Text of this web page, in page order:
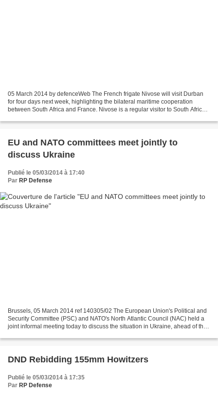
05 March 2014 by defenceWeb The French frigate Nivose will visit Durban
for four days next week, highlighting the bilateral maritime cooperation
between South Africa and France. Nivose is a regular visitor to South Africa
EU and NATO committees meet jointly to
discuss Ukraine
Publié le 05/03/2014 à 17:40
Par RP Defense
Brussels, 05 March 2014 ref 140305/02 The European Union's Political and
Security Committee (PSC) and NATO's North Atlantic Council (NAC) held a
joint informal meeting today to discuss the situation in Ukraine, ahead of the
DND Rebidding 155mm Howitzers
Publié le 05/03/2014 à 17:35
Par RP Defense